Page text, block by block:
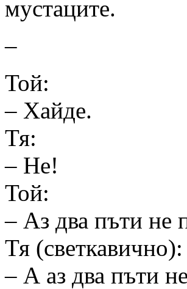
мустаците.
–
Той:
– Хайде.
Тя:
– Не!
Той:
– Аз два пъти не
Тя (светкавично):
– А аз два пъти